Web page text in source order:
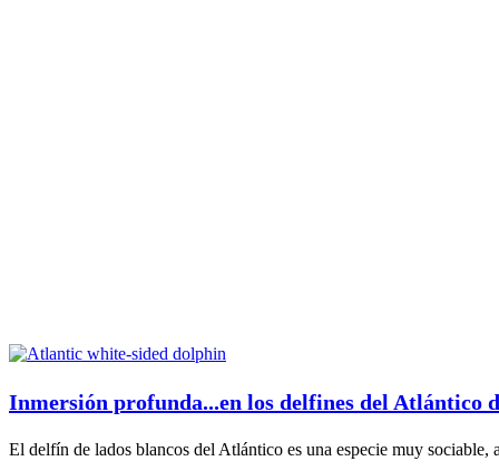
Inmersión profunda...en los delfines del Atlántico
El delfín de lados blancos del Atlántico es una especie muy